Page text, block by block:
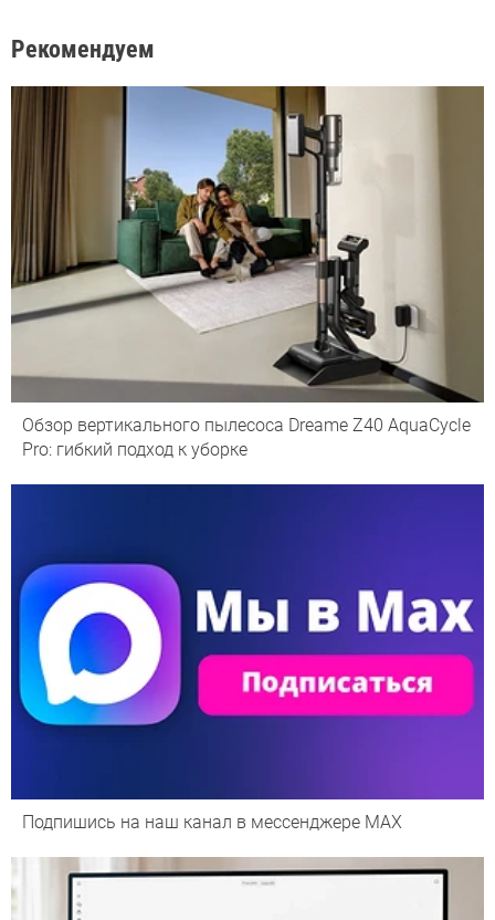
Рекомендуем
Обзор вертикального пылесоса Dreame Z40 AquaCycle
Pro: гибкий подход к уборке
Подпишись на наш канал в мессенджере МАХ